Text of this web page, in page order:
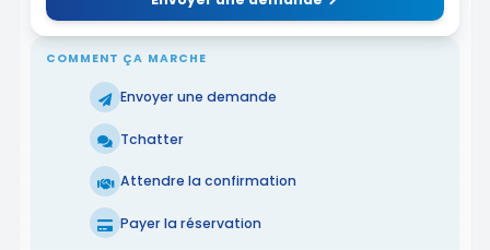
COMMENT ÇA MARCHE
Envoyer une demande
Tchatter
Attendre la confirmation
Payer la réservation